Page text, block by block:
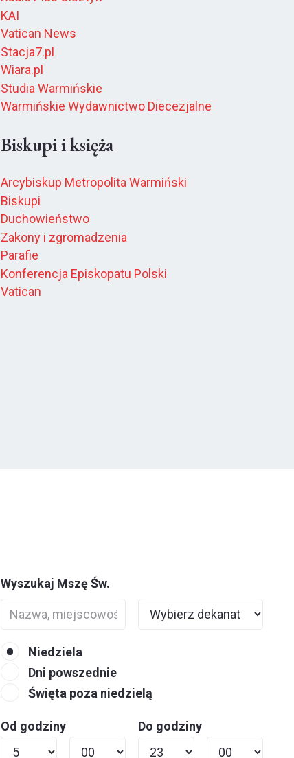
KAI
Vatican News
Stacja7.pl
Wiara.pl
Studia Warmińskie
Warmińskie Wydawnictwo Diecezjalne
Biskupi i księża
Arcybiskup Metropolita Warmiński
Biskupi
Duchowieństwo
Zakony i zgromadzenia
Parafie
Konferencja Episkopatu Polski
Vatican
Wyszukaj Mszę Św.
Niedziela
Dni powszednie
Święta poza niedzielą
Od godziny Do godziny